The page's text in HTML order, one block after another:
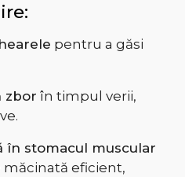
pentru a găsi
zbor în timpul verii,
în stomacul muscular
eficient,